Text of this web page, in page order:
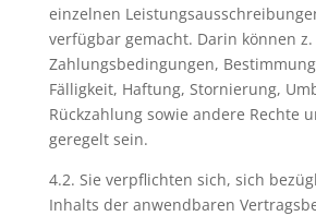
einzelnen
verfügbar gemacht. Darin können z.
Zahlungsbedingungen,
Fälligkeit, Haftung, Stornierung,
Rückzahlung sowie andere Rechte
geregelt sein.
4.2. Sie verpflichten sich, sich
Inhalts der anwendbaren